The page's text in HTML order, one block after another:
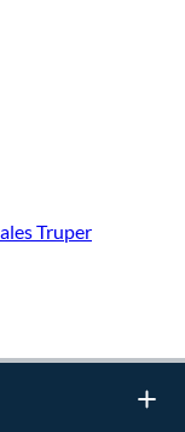
Truper